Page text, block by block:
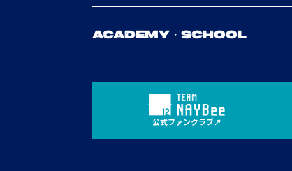
ACADEMY・SCHOOL
公式ファンクラブ